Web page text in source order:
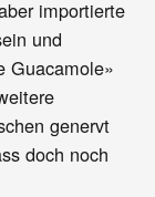
importierte
und
Guacamole»
genervt
doch noch